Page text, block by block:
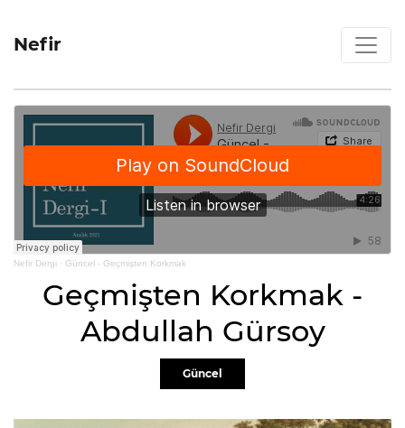
Nefir
Nefir Dergi · Güncel - Geçmişten Korkmak
Geçmişten Korkmak -
Abdullah Gürsoy
Güncel